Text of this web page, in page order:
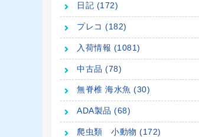
日記 (172)
プレコ (182)
入荷情報 (1081)
中古品 (78)
無脊椎 海水魚 (30)
ADA製品 (68)
爬虫類 小動物 (172)